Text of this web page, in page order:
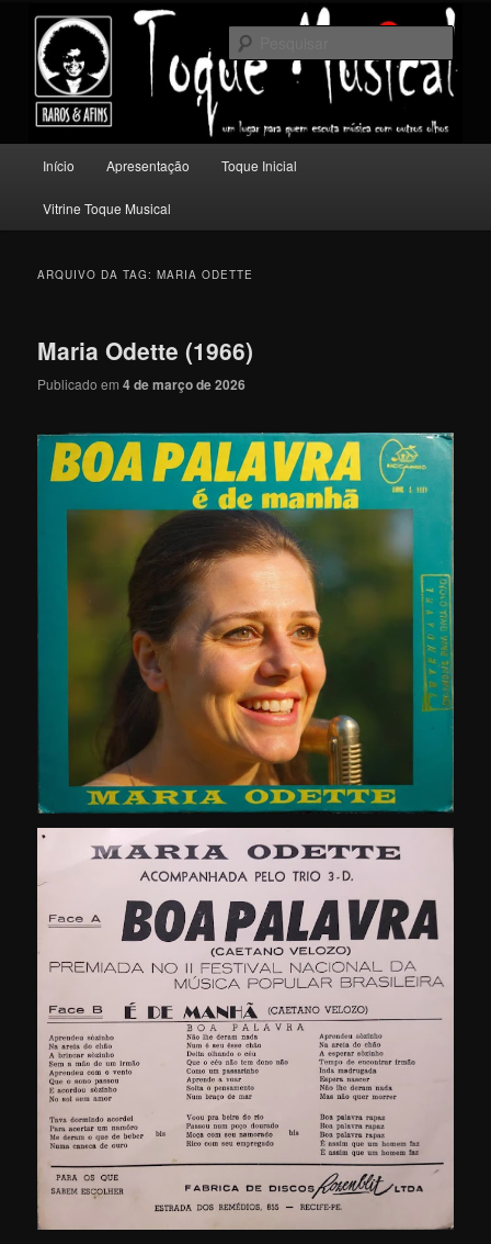
conteúdo
principal
conteúdo
secundário
Toque Musical
Um lugar para quem escuta música com outros olhos.
principal
Início Apresentação Toque Inicial
Vitrine Toque Musical
ARQUIVO DA TAG:MARIA ODETTE
Maria Odette (1966)
Publicado em4 de março de 2026